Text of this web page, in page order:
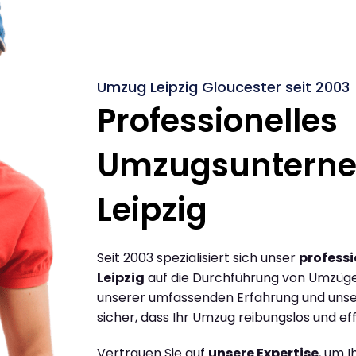
Umzug Leipzig Gloucester seit 2003
Professionelles
Leipzig
Seit 2003 spezialisiert sich unser
Leipzig auf die Durchführung von
unserer umfassenden Erfahrung und
sicher, dass Ihr Umzug reibungslos und